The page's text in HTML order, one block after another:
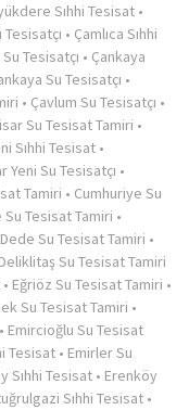
Sıhhi Tesisat •
• Çamlıca Sıhhi
Su Tesisatçı • Çankaya
Su Tesisatçı •
• Çavlum Su Tesisatçı •
Su Tesisat Tamiri •
Sıhhi Tesisat •
Yeni Su Tesisatçı •
Tamiri • Cumhuriye Su
Su Tesisat Tamiri •
Dede Su Tesisat Tamiri •
Deliklitaş Su Tesisat Tamiri
• Eğriöz Su Tesisat Tamiri •
Su Tesisat Tamiri •
• Emircioğlu Su Tesisat
Tesisat • Emirler Su
Sıhhi Tesisat • Erenköy
Sıhhi Tesisat •